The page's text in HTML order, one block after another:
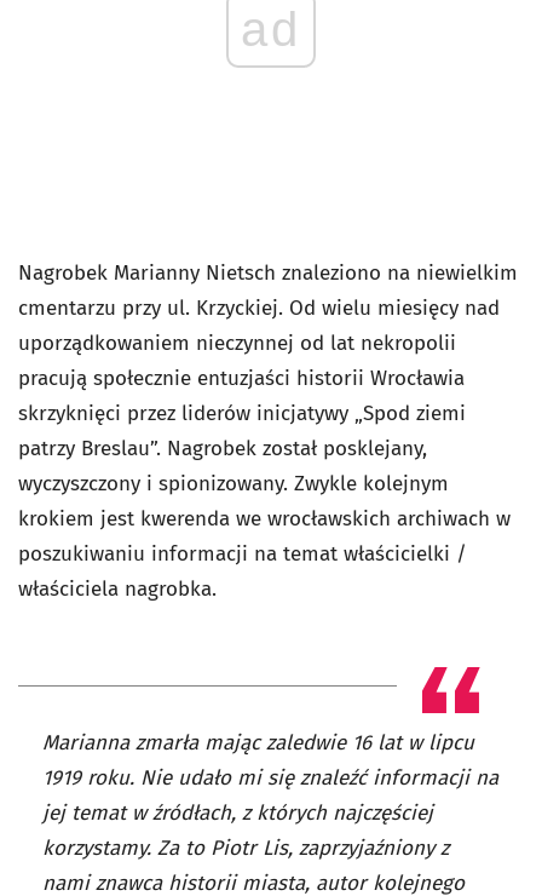
ad
Nagrobek Marianny Nietsch znaleziono na niewielkim
cmentarzu przy ul. Krzyckiej. Od wielu miesięcy nad
uporządkowaniem nieczynnej od lat nekropolii
pracują społecznie entuzjaści historii Wrocławia
skrzyknięci przez liderów inicjatywy „Spod ziemi
patrzy Breslau”. Nagrobek został posklejany,
wyczyszczony i spionizowany. Zwykle kolejnym
krokiem jest kwerenda we wrocławskich archiwach w
poszukiwaniu informacji na temat właścicielki /
właściciela nagrobka.
Marianna zmarła mając zaledwie 16 lat w lipcu
1919 roku. Nie udało mi się znaleźć informacji na
jej temat w źródłach, z których najczęściej
korzystamy. Za to Piotr Lis, zaprzyjaźniony z
nami znawca historii miasta, autor kolejnego